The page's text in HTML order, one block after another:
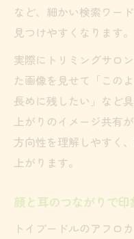
など、細かい検索ワー
見つけやすくなります。
実際にトリミングサロ
た画像を見せて「この
長めに残したい」など
上がりのイメージ共有
方向性を理解しやすく
上がります。
顔と耳のつながりで
トイプードルのアフロ